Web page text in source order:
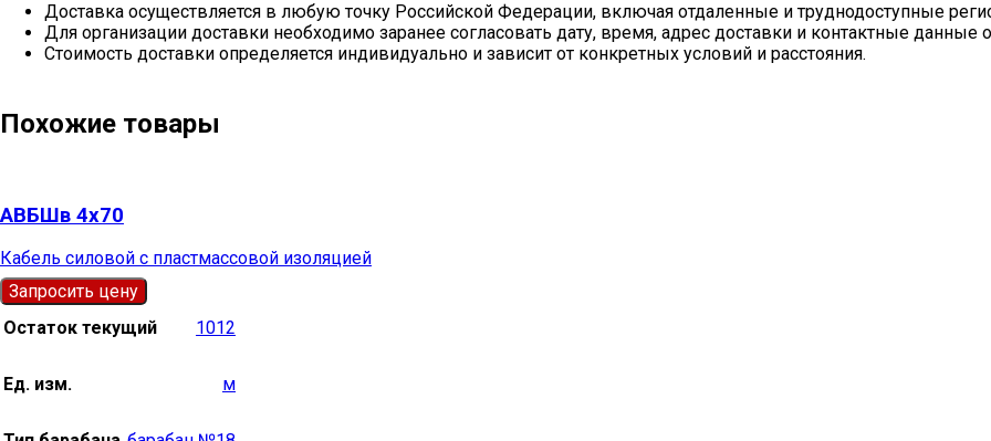
Доставка осуществляется в любую точку Российской Федерации, включая отдаленные и труднодоступные
Для организации доставки необходимо заранее согласовать дату, время, адрес доставки и контактные данные
Стоимость доставки определяется индивидуально и зависит от конкретных условий и расстояния.
Похожие товары
АВБШв 4х70
Кабель силовой с пластмассовой изоляцией
Запросить цену
Остаток текущий
1012
Ед. изм. м